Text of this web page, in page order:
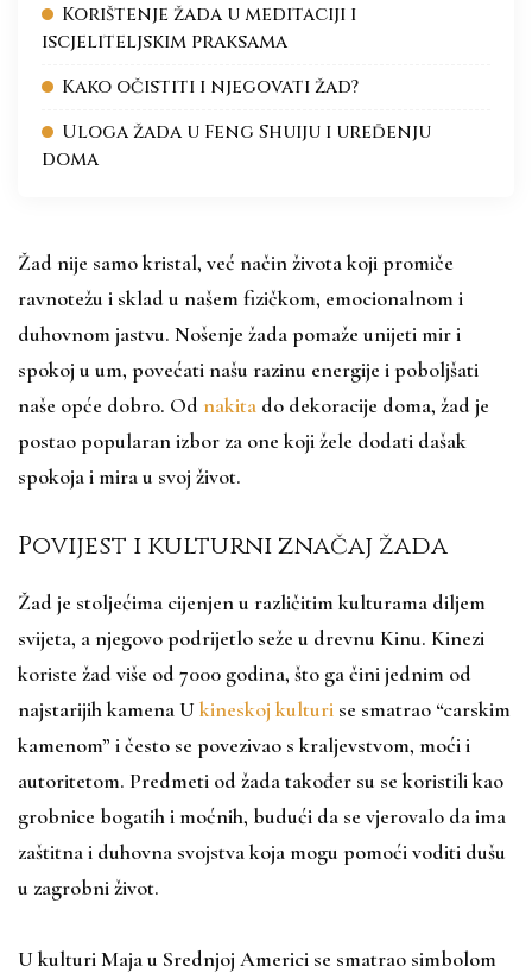
Korištenje žada u meditaciji i
iscjeliteljskim praksama
Kako očistiti i njegovati žad?
Uloga žada u Feng Shuiju i uređenju
doma
Žad nije samo kristal, već način života koji promiče
ravnotežu i sklad u našem fizičkom, emocionalnom i
duhovnom jastvu. Nošenje žada pomaže unijeti mir i
spokoj u um, povećati našu razinu energije i poboljšati
naše opće dobro. Odnakita do dekoracije doma, žad je
postao popularan izbor za one koji žele dodati dašak
spokoja i mira u svoj život.
Povijest i kulturni značaj žada
Žad je stoljećima cijenjen u različitim kulturama diljem
svijeta, a njegovo podrijetlo seže u drevnu Kinu. Kinezi
koriste žad više od 7000 godina, što ga čini jednim od
najstarijih kamena Ukineskoj kulturi se smatrao “carskim
kamenom” i često se povezivao s kraljevstvom, moći i
autoritetom. Predmeti od žada također su se koristili kao
grobnice bogatih i moćnih, budući da se vjerovalo da ima
zaštitna i duhovna svojstva koja mogu pomoći voditi dušu
u zagrobni život.
U kulturi Maja u Srednjoj Americi se smatrao simbolom